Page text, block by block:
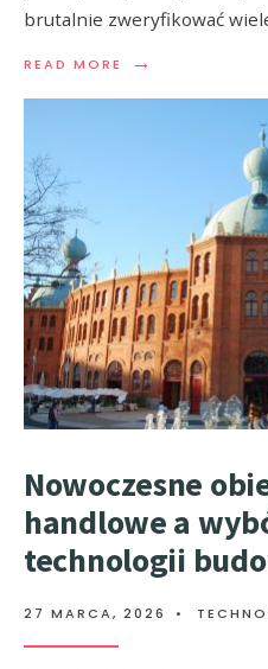
brutalnie zweryfikować
READ MORE →
Nowoczesne
handlowe a
technologii
27 MARCA, 2026 •